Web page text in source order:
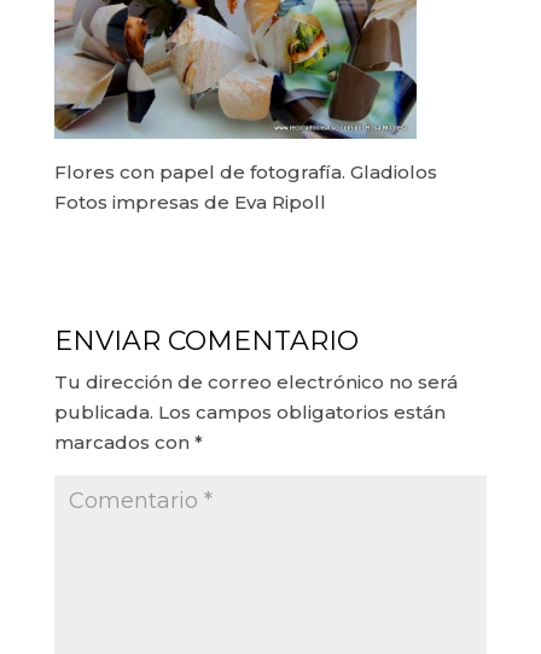
Flores con papel de fotografía. Gladiolos
Fotos impresas de Eva Ripoll
ENVIAR COMENTARIO
Tu dirección de correo electrónico no será
publicada. Los campos obligatorios están
marcados con *